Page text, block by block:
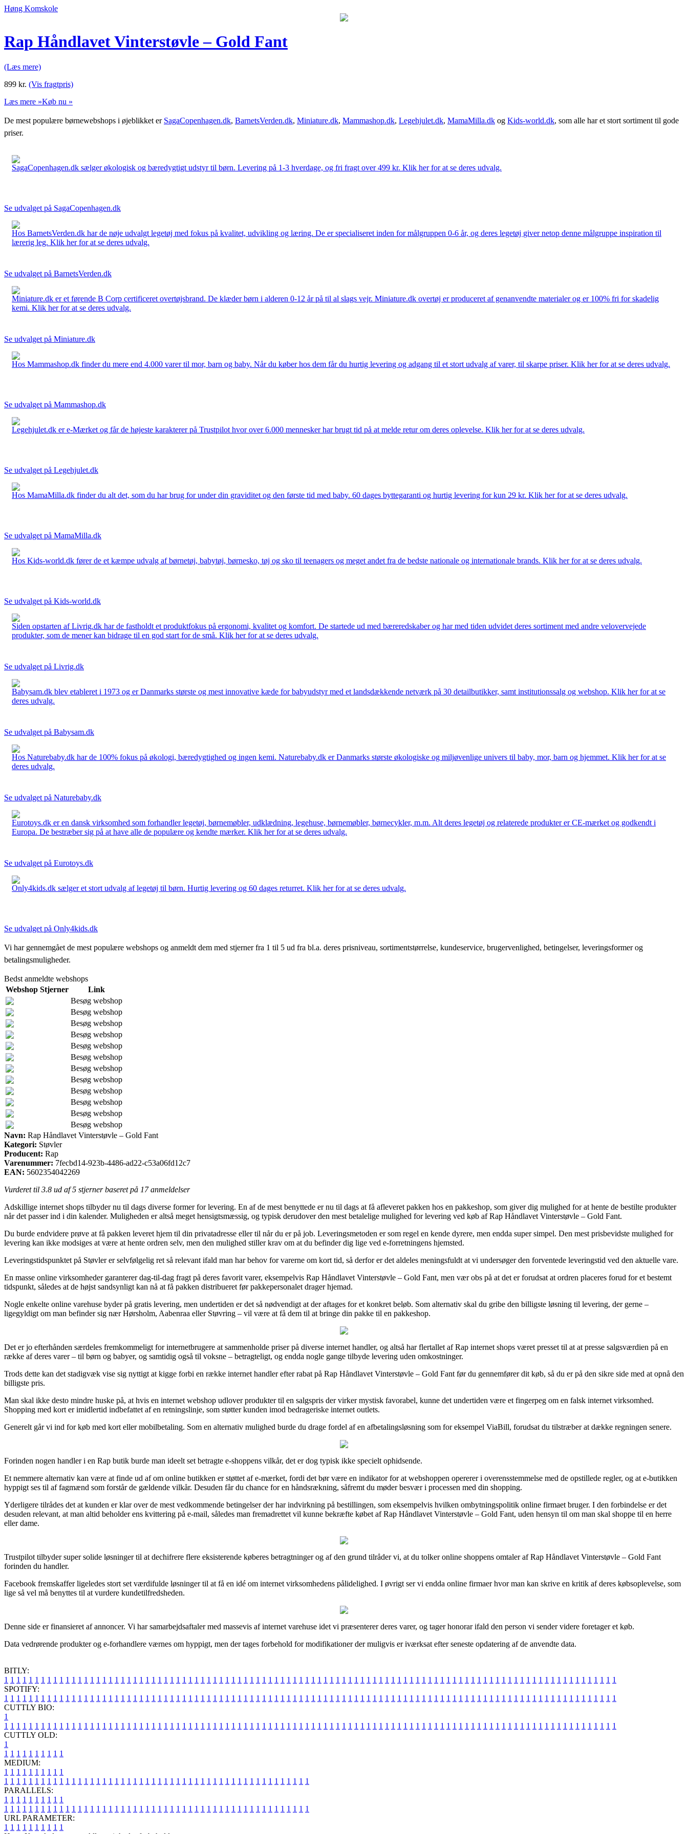
Høng Komskole
Rap Håndlavet Vinterstøvle – Gold Fant
(Læs mere)
899 kr. (Vis fragtpris)
Læs mere »Køb nu »
De mest populære børnewebshops i øjeblikket er SagaCopenhagen.dk, BarnetsVerden.dk, Miniature.dk, Mammashop.dk, Legehjulet.dk, MamaMilla.dk og Kids-world.dk, som alle har et stort sortiment til gode
priser.
SagaCopenhagen.dk sælger økologisk og bæredygtigt udstyr til børn. Levering på 1-3 hverdage, og fri fragt over 499 kr. Klik her for at se deres udvalg.
Se udvalget på SagaCopenhagen.dk
Hos BarnetsVerden.dk har de nøje udvalgt legetøj med fokus på kvalitet, udvikling og læring. De er specialiseret inden for målgruppen 0-6 år, og deres legetøj giver netop denne målgruppe inspiration til
lærerig leg. Klik her for at se deres udvalg.
Se udvalget på BarnetsVerden.dk
Miniature.dk er et førende B Corp certificeret overtøjsbrand. De klæder børn i alderen 0-12 år på til al slags vejr. Miniature.dk overtøj er produceret af genanvendte materialer og er 100% fri for skadelig
kemi. Klik her for at se deres udvalg.
Se udvalget på Miniature.dk
Hos Mammashop.dk finder du mere end 4.000 varer til mor, barn og baby. Når du køber hos dem får du hurtig levering og adgang til et stort udvalg af varer, til skarpe priser. Klik her for at se deres udvalg.
Se udvalget på Mammashop.dk
Legehjulet.dk er e-Mærket og får de højeste karakterer på Trustpilot hvor over 6.000 mennesker har brugt tid på at melde retur om deres oplevelse. Klik her for at se deres udvalg.
Se udvalget på Legehjulet.dk
Hos MamaMilla.dk finder du alt det, som du har brug for under din graviditet og den første tid med baby. 60 dages byttegaranti og hurtig levering for kun 29 kr. Klik her for at se deres udvalg.
Se udvalget på MamaMilla.dk
Hos Kids-world.dk fører de et kæmpe udvalg af børnetøj, babytøj, børnesko, tøj og sko til teenagers og meget andet fra de bedste nationale og internationale brands. Klik her for at se deres udvalg.
Se udvalget på Kids-world.dk
Siden opstarten af Livrig.dk har de fastholdt et produktfokus på ergonomi, kvalitet og komfort. De startede ud med bæreredskaber og har med tiden udvidet deres sortiment med andre velovervejede
produkter, som de mener kan bidrage til en god start for de små. Klik her for at se deres udvalg.
Se udvalget på Livrig.dk
Babysam.dk blev etableret i 1973 og er Danmarks største og mest innovative kæde for babyudstyr med et landsdækkende netværk på 30 detailbutikker, samt institutionssalg og webshop. Klik her for at se
deres udvalg.
Se udvalget på Babysam.dk
Hos Naturebaby.dk har de 100% fokus på økologi, bæredygtighed og ingen kemi. Naturebaby.dk er Danmarks største økologiske og miljøvenlige univers til baby, mor, barn og hjemmet. Klik her for at se
deres udvalg.
Se udvalget på Naturebaby.dk
Eurotoys.dk er en dansk virksomhed som forhandler legetøj, børnemøbler, udklædning, legehuse, børnemøbler, børnecykler, m.m. Alt deres legetøj og relaterede produkter er CE-mærket og godkendt i
Europa. De bestræber sig på at have alle de populære og kendte mærker. Klik her for at se deres udvalg.
Se udvalget på Eurotoys.dk
Only4kids.dk sælger et stort udvalg af legetøj til børn. Hurtig levering og 60 dages returret. Klik her for at se deres udvalg.
Se udvalget på Only4kids.dk
Vi har gennemgået de mest populære webshops og anmeldt dem med stjerner fra 1 til 5 ud fra bl.a. deres prisniveau, sortimentstørrelse, kundeservice, brugervenlighed, betingelser, leveringsformer og
betalingsmuligheder.
Bedst anmeldte webshops
Webshop Stjerner
Link
Besøg webshop
Besøg webshop
Besøg webshop
Besøg webshop
Besøg webshop
Besøg webshop
Besøg webshop
Besøg webshop
Besøg webshop
Besøg webshop
Besøg webshop
Besøg webshop
Navn: Rap Håndlavet Vinterstøvle – Gold Fant
Kategori: Støvler
Producent: Rap
Varenummer: 7fecbd14-923b-4486-ad22-c53a06fd12c7
EAN: 5602354042269
Vurderet til 3.8 ud af 5 stjerner baseret på 17anmeldelser
Adskillige internet shops tilbyder nu til dags diverse former for levering. En af de mest benyttede er nu til dags at få afleveret pakken hos en pakkeshop, som giver dig mulighed for at hente de bestilte produkter
når det passer ind i din kalender. Muligheden er altså meget hensigtsmæssig, og typisk derudover den mest betalelige mulighed for levering ved køb af Rap Håndlavet Vinterstøvle – Gold Fant.
Du burde endvidere prøve at få pakken leveret hjem til din privatadresse eller til når du er på job. Leveringsmetoden er som regel en kende dyrere, men endda super simpel. Den mest prisbevidste mulighed for
levering kan ikke modsiges at være at hente ordren selv, men den mulighed stiller krav om at du befinder dig lige ved e-forretningens hjemsted.
Leveringstidspunktet på Støvler er selvfølgelig ret så relevant ifald man har behov for varerne om kort tid, så derfor er det aldeles meningsfuldt at vi undersøger den forventede leveringstid ved den aktuelle vare.
En masse online virksomheder garanterer dag-til-dag fragt på deres favorit varer, eksempelvis Rap Håndlavet Vinterstøvle – Gold Fant, men vær obs på at det er forudsat at ordren placeres forud for et bestemt
tidspunkt, således at de højst sandsynligt kan nå at få pakken distribueret før pakkepersonalet drager hjemad.
Nogle enkelte online varehuse byder på gratis levering, men undertiden er det så nødvendigt at der aftages for et konkret beløb. Som alternativ skal du gribe den billigste løsning til levering, der gerne –
ligegyldigt om man befinder sig nær Hørsholm, Aabenraa eller Støvring – vil være at få dem til at bringe din pakke til en pakkeshop.
Det er jo efterhånden særdeles fremkommeligt for internetbrugere at sammenholde priser på diverse internet handler, og altså har flertallet af Rap internet shops været presset til at at presse salgsværdien på en
række af deres varer – til børn og babyer, og samtidig også til voksne – betragteligt, og endda nogle gange tilbyde levering uden omkostninger.
Trods dette kan det stadigvæk vise sig nyttigt at kigge forbi en række internet handler efter rabat på Rap Håndlavet Vinterstøvle – Gold Fant før du gennemfører dit køb, så du er på den sikre side med at opnå den
billigste pris.
Man skal ikke desto mindre huske på, at hvis en internet webshop udlover produkter til en salgspris der virker mystisk favorabel, kunne det undertiden være et fingerpeg om en falsk internet virksomhed.
Shopping med kort er imidlertid indbefattet af en retningslinje, som støtter kunden imod bedrageriske internet outlets.
Generelt går vi ind for køb med kort eller mobilbetaling. Som en alternativ mulighed burde du drage fordel af en afbetalingsløsning som for eksempel ViaBill, forudsat du tilstræber at dække regningen senere.
Forinden nogen handler i en Rap butik burde man ideelt set betragte e-shoppens vilkår, det er dog typisk ikke specielt ophidsende.
Et nemmere alternativ kan være at finde ud af om online butikken er støttet af e-mærket, fordi det bør være en indikator for at webshoppen opererer i overensstemmelse med de opstillede regler, og at e-butikken
hyppigt ses til af fagmænd som forstår de gældende vilkår. Desuden får du chance for en håndsrækning, såfremt du møder besvær i processen med din shopping.
Yderligere tilrådes det at kunden er klar over de mest vedkommende betingelser der har indvirkning på bestillingen, som eksempelvis hvilken ombytningspolitik online firmaet bruger. I den forbindelse er det
desuden relevant, at man altid beholder ens kvittering på e-mail, således man fremadrettet vil kunne bekræfte købet af Rap Håndlavet Vinterstøvle – Gold Fant, uden hensyn til om man skal shoppe til en herre
eller dame.
Trustpilot tilbyder super solide løsninger til at dechifrere flere eksisterende køberes betragtninger og af den grund tilråder vi, at du tolker online shoppens omtaler af Rap Håndlavet Vinterstøvle – Gold Fant
forinden du handler.
Facebook fremskaffer ligeledes stort set værdifulde løsninger til at få en idé om internet virksomhedens pålidelighed. I øvrigt ser vi endda online firmaer hvor man kan skrive en kritik af deres købsoplevelse, som
lige så vel må benyttes til at vurdere kundetilfredsheden.
Denne side er finansieret af annoncer. Vi har samarbejdsaftaler med massevis af internet varehuse idet vi præsenterer deres varer, og tager honorar ifald den person vi sender videre foretager et køb.
Data vedrørende produkter og e-forhandlere værnes om hyppigt, men der tages forbehold for modifikationer der muligvis er iværksat efter seneste opdatering af de anvendte data.
BITLY:
1 1 1 1 1 1 1 1 1 1 1 1 1 1 1 1 1 1 1 1 1 1 1 1 1 1 1 1 1 1 1 1 1 1 1 1 1 1 1 1 1 1 1 1 1 1 1 1 1 1 1 1 1 1 1 1 1 1 1 1 1 1 1 1 1 1 1 1 1 1 1 1 1 1 1 1 1 1 1 1 1 1 1 1 1 1 1 1 1 1 1 1 1 1 1 1 1 1 1 1
SPOTIFY:
1 1 1 1 1 1 1 1 1 1 1 1 1 1 1 1 1 1 1 1 1 1 1 1 1 1 1 1 1 1 1 1 1 1 1 1 1 1 1 1 1 1 1 1 1 1 1 1 1 1 1 1 1 1 1 1 1 1 1 1 1 1 1 1 1 1 1 1 1 1 1 1 1 1 1 1 1 1 1 1 1 1 1 1 1 1 1 1 1 1 1 1 1 1 1 1 1 1 1 1
CUTTLY BIO:
1
1 1 1 1 1 1 1 1 1 1 1 1 1 1 1 1 1 1 1 1 1 1 1 1 1 1 1 1 1 1 1 1 1 1 1 1 1 1 1 1 1 1 1 1 1 1 1 1 1 1 1 1 1 1 1 1 1 1 1 1 1 1 1 1 1 1 1 1 1 1 1 1 1 1 1 1 1 1 1 1 1 1 1 1 1 1 1 1 1 1 1 1 1 1 1 1 1 1 1 1
CUTTLY OLD:
1
1 1 1 1 1 1 1 1 1 1
MEDIUM:
1 1 1 1 1 1 1 1 1 1
1 1 1 1 1 1 1 1 1 1 1 1 1 1 1 1 1 1 1 1 1 1 1 1 1 1 1 1 1 1 1 1 1 1 1 1 1 1 1 1 1 1 1 1 1 1 1 1 1 1
PARALLELS:
1 1 1 1 1 1 1 1 1 1
1 1 1 1 1 1 1 1 1 1 1 1 1 1 1 1 1 1 1 1 1 1 1 1 1 1 1 1 1 1 1 1 1 1 1 1 1 1 1 1 1 1 1 1 1 1 1 1 1 1
URL PARAMETER:
1 1 1 1 1 1 1 1 1 1